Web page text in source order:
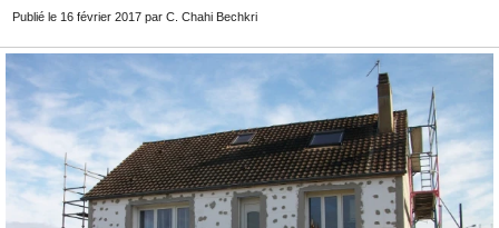
Publié le 16 février 2017 par C. Chahi Bechkri